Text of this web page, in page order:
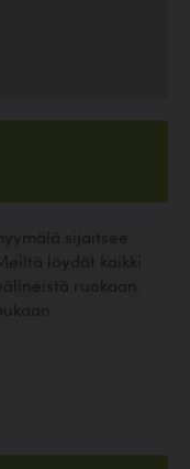
sijaitsee
löydät kaikki
ruokaan.